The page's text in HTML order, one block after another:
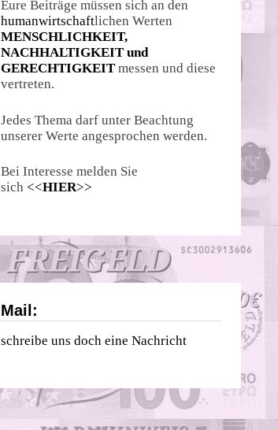
Eure Beiträge müssen sich an den
humanwirtschaftlichen Werten
MENSCHLICHKEIT,
NACHHALTIGKEIT und
GERECHTIGKEIT messen und diese
vertreten.
Jedes Thema darf unter Beachtung
unserer Werte angesprochen werden.
Bei Interesse melden Sie
sich <<HIER>>
Mail:
schreibe uns doch eine Nachricht